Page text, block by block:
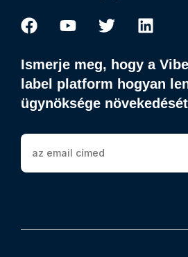
Ismerje meg, hogy a
label platform hogyan
ügynöksége növekedését